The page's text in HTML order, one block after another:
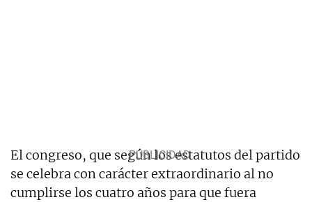
El congreso, que según los estatutos del partido
se celebra con carácter extraordinario al no
cumplirse los cuatro años para que fuera